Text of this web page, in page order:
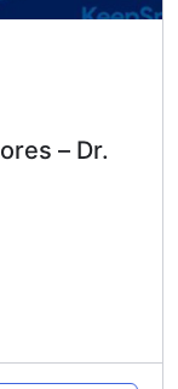
– Dr.